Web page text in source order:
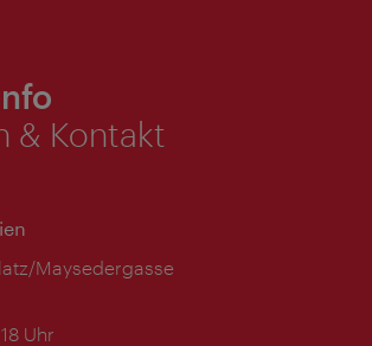
& Kontakt
Maysedergasse
Uhr